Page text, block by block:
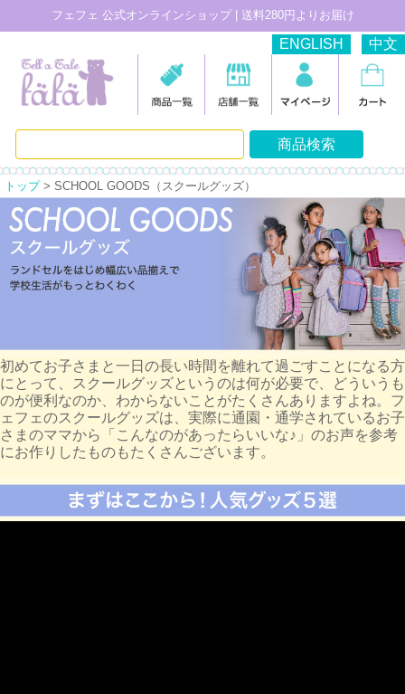
フェフェ 公式オンラインショップ | 送料280円よりお届け
ENGLISH 中文
トップ> SCHOOL GOODS（スクールグッズ）
初めてお子さまと一日の長い時間を離れて過ごすことになる方
にとって、スクールグッズというのは何が必要で、どういうも
のが便利なのか、わからないことがたくさんありますよね。フ
ェフェのスクールグッズは、実際に通園・通学されているお子
さまのママから「こんなのがあったらいいな♪」のお声を参考
にお作りしたものもたくさんございます。